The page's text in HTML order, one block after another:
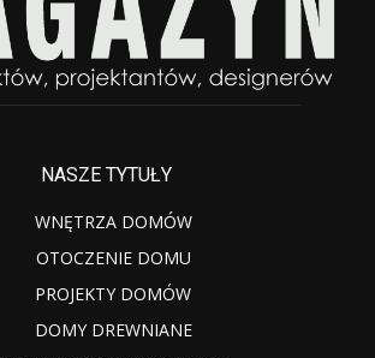
NASZE TYTUŁY
WNĘTRZA DOMÓW
OTOCZENIE DOMU
PROJEKTY DOMÓW
DOMY DREWNIANE